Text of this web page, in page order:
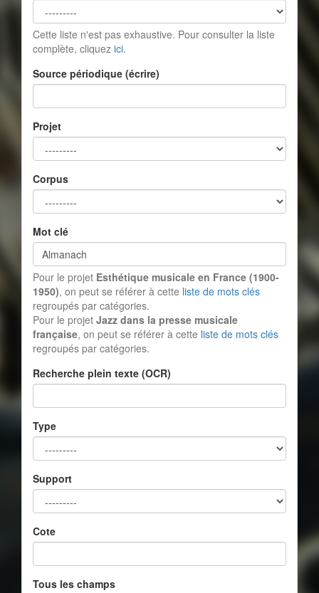
Cette liste n'est pas exhaustive. Pour consulter la liste
complète, cliquez ici.
Source périodique (écrire)
Projet
Corpus
Mot clé
Pour le projet Esthétique musicale en France (1900-
1950), on peut se référer à cette liste de mots clés
regroupés par catégories.
Pour le projet Jazz dans la presse musicale
française, on peut se référer à cette liste de mots clés
regroupés par catégories.
Recherche plein texte (OCR)
Type
Support
Cote
Tous les champs